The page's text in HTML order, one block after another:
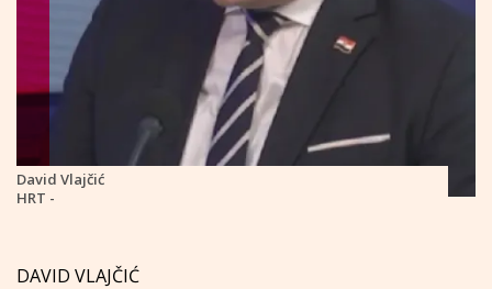
David Vlajčić
HRT -
DAVID VLAJČIĆ